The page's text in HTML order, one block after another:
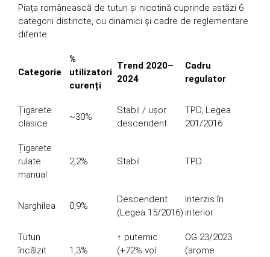
Piața românească de tutun și nicotină cuprinde astăzi 6
categorii distincte, cu dinamici și cadre de reglementare
diferite.
Categorie
%
utilizatori
curenți
Trend 2020–
2024
Cadru
regulator
Țigarete
clasice
~30%
Stabil / ușor
descendent
TPD, Legea
201/2016
Țigarete
rulate
manual
2,2% Stabil TPD
Narghilea 0,9%
Descendent
(Legea 15/2016)
Interzis în
interior
Tutun
încălzit
1,3%
↑ puternic
(+72% vol.
OG 23/2023
(arome